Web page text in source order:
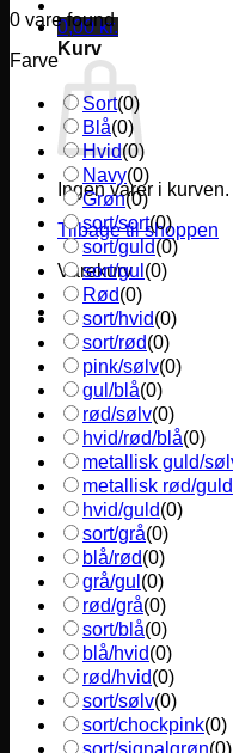
0,00 kr.
Kurv
Ingen varer i kurven.
Tilbage til shoppen
Varekurv
0 vare found
Farve
Sort(0)
Blå(0)
Hvid(0)
Navy(0)
Grøn(0)
sort/sort(0)
sort/guld(0)
sort/gul (0)
Rød(0)
sort/hvid(0)
sort/rød(0)
pink/sølv(0)
gul/blå(0)
rød/sølv(0)
hvid/rød/blå(0)
metallisk guld/
metallisk rød/guld
hvid/guld(0)
sort/grå(0)
blå/rød(0)
grå/gul (0)
rød/grå(0)
sort/blå(0)
blå/hvid(0)
rød/hvid(0)
sort/sølv(0)
sort/chockpink(0)
sort/signalgrøn(0)